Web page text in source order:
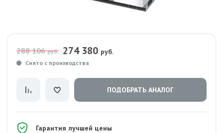
288 106руб. 274 380 руб.
Снято с производства
ПОДОБРАТЬ АНАЛОГ
Гарантия лучшей цены